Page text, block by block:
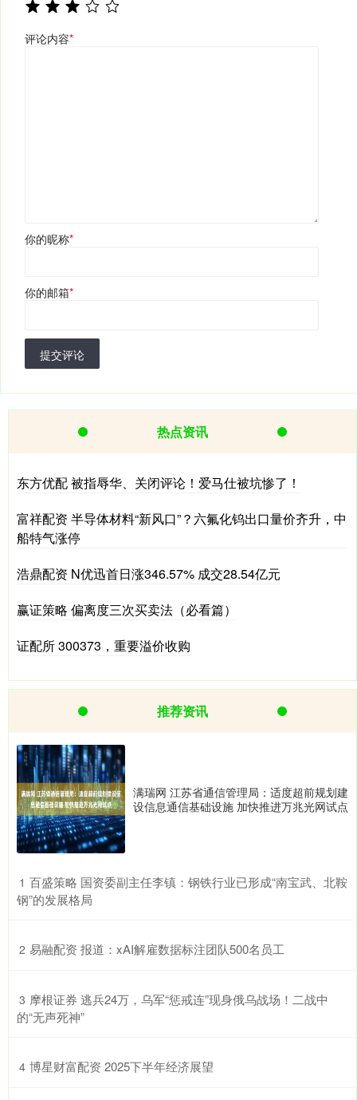
评论内容*
你的昵称*
你的邮箱*
提交评论
热点资讯
东方优配 被指辱华、关闭评论！爱马仕被坑惨了！
富祥配资 半导体材料“新风口”？六氟化钨出口量价齐升，中
船特气涨停
浩鼎配资 N优迅首日涨346.57% 成交28.54亿元
赢证策略 偏离度三次买卖法（必看篇）
证配所 300373，重要溢价收购
推荐资讯
满瑞网 江苏省通信管理局：适度超前规划建
设信息通信基础设施 加快推进万兆光网试点
1 ​百盛策略 国资委副主任李镇：钢铁行业已形成“南宝武、北鞍
钢”的发展格局
2 ​易融配资 报道：xAI解雇数据标注团队500名员工
3 ​摩根证券 逃兵24万，乌军“惩戒连”现身俄乌战场！二战中
的“无声死神”
4 ​博星财富配资 2025下半年经济展望